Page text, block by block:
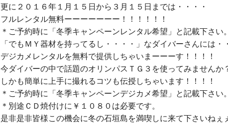
更に２０１６年１月１５日から３月１５日までは・・・・
フルレンタル無料ーーーーーーー！！！！！！
＊ご予約時に「冬季キャンペーンレンタル希望」と記載下さい。
「でもＭＹ器材を持ってるし・・・・」なダイバーさんには・
デジカメレンタルを無料で提供しちゃいまーーーす！！！！
今ダイバーの中で話題のオリンパスＴＧ３を使ってみませんか
しかも簡単に上手に撮れるコツも伝授しちゃいます！！！！
＊ご予約時に「冬季キャンペーンデジカメ希望」と記載下さい。
＊別途ＣＤ焼付けに￥１０８０は必要です。
是非是非皆様この機会に冬の石垣島を満喫しに来て下さいねぇ